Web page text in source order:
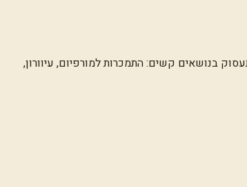
בנושאים קשים: התמכרות למורפיום, עיוורון,